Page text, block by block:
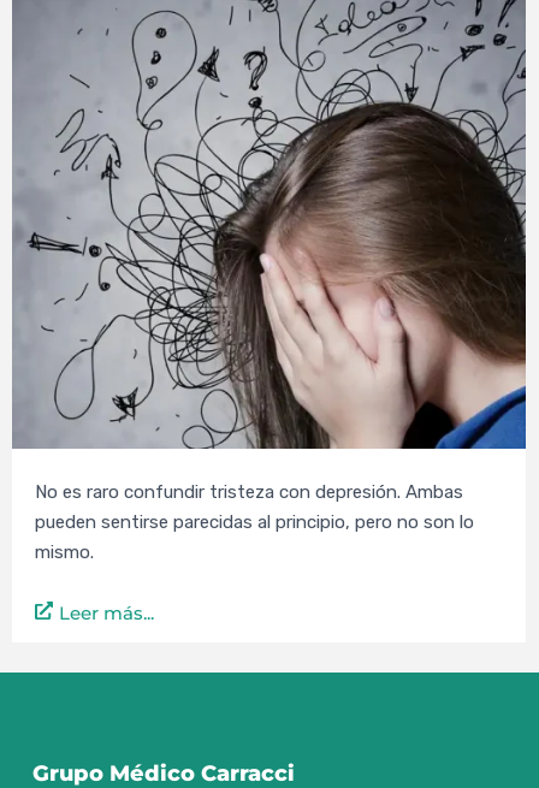
No es raro confundir tristeza con depresión. Ambas
pueden sentirse parecidas al principio, pero no son lo
mismo.
Leer más...
Grupo Médico Carracci